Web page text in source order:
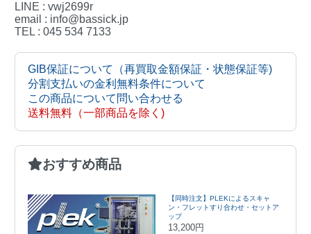
LINE : vwj2699r
email : info@bassick.jp
TEL : 045 534 7133
GIB保証について（再買取金額保証・状態保証等)
分割支払いの金利無料条件について
この商品について問い合わせる
送料無料（一部商品を除く)
おすすめ商品
【同時注文】PLEKによるスキャ
ン・フレットすり合わせ・セットア
ップ
13,200円